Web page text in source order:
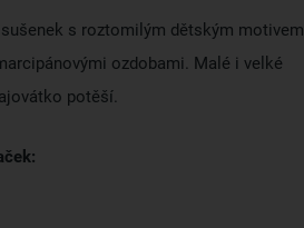
s roztomilým dětským motivem
ozdobami. Malé i velké
potěší.